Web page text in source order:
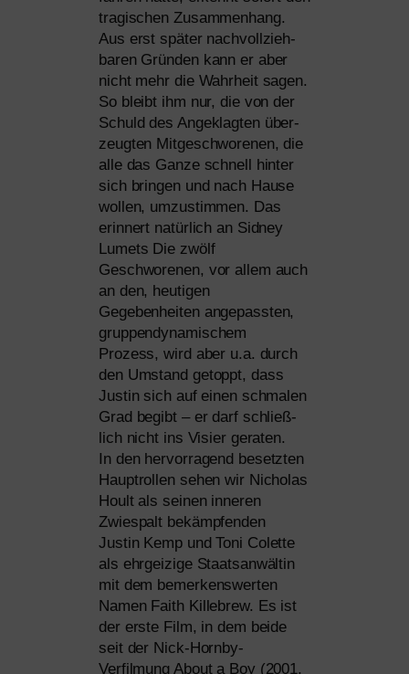
tra­gi­schen Zusammenhang.
Aus erst spä­ter nach­voll­zieh­
ba­ren Gründen kann er aber
nicht mehr die Wahrheit sagen.
So bleibt ihm nur, die von der
Schuld des Angeklagten über­
zeug­ten Mitgeschworenen, die
alle das Ganze schnell hin­ter
sich brin­gen und nach Hause
wol­len, umzu­stim­men. Das
erin­nert natür­lich an Sidney
Lumets Die zwölf
Geschworenen, vor allem auch
an den, heu­ti­gen
Gegebenheiten ange­pass­ten,
grup­pen­dy­na­mi­schem
Prozess, wird aber u.a. durch
den Umstand getoppt, dass
Justin sich auf einen schma­len
Grad begibt – er darf schließ­
lich nicht ins Visier gera­ten.
In den her­vor­ra­gend besetz­ten
Hauptrollen sehen wir Nicholas
Hoult als sei­nen inne­ren
Zwiespalt bekämp­fen­den
Justin Kemp und Toni Colette
als ehr­gei­zi­ge Staatsanwältin
mit dem bemer­kens­wer­ten
Namen Faith Killebrew. Es ist
der ers­te Film, in dem bei­de
seit der Nick-Hornby-
Verfilmung About a Boy (2001,